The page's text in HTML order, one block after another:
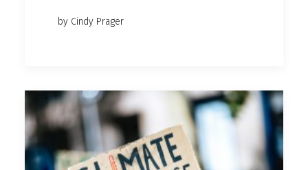
by Cindy Prager